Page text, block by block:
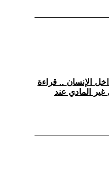
الإنسان .. قراءة
المادي عند